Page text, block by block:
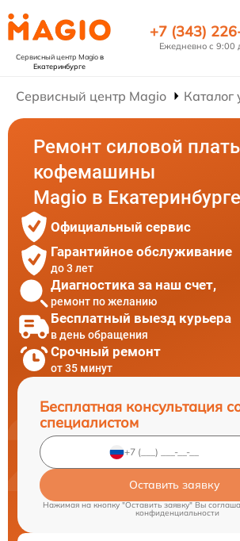
Сервисный центр Magioв
Екатеринбурге
+7 (343)
Ежедневно с 9:00
Сервисный центр Magio Каталог
Ремонт силовой
кофемашины
Magio в Екатеринбурге
Официальный сервис
Гарантийное обслуживание
до 3 лет
Диагностика за наш счет,
ремонт по желанию
Бесплатный выезд курьера
в день обращения
Срочный ремонт
от 35 минут
Бесплатная консультация
специалистом
Оставить заявку
Нажимая на кнопку "Оставить заявку" Вы
конфиденциальности